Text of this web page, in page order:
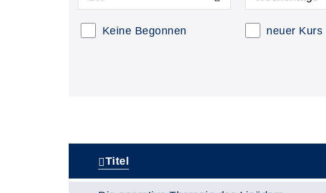
Keine Begonnen neuer Kurs
Titel